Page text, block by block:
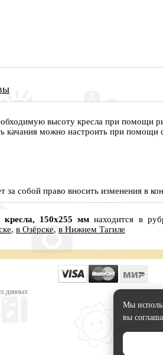
высоту кресла при помощи
качания можно настроить при помощи
за собой право вносить изменения в
150х255 мм находится в
, в Озёрске, в Нижнем Тагиле
данных
Мы
вы